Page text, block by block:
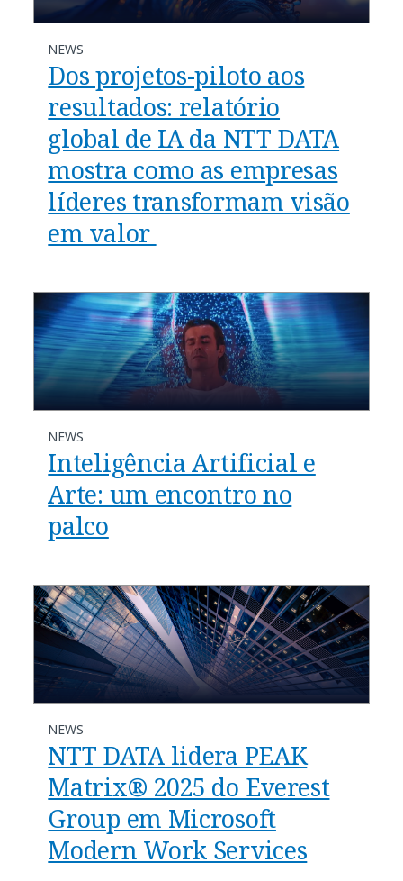
NEWS
Dos projetos-piloto aos
resultados: relatório
global de IA da NTT DATA
mostra como as empresas
líderes transformam visão
em valor
NEWS
Inteligência Artificial e
Arte: um encontro no
palco
NEWS
NTT DATA lidera PEAK
Matrix® 2025 do Everest
Group em Microsoft
Modern Work Services